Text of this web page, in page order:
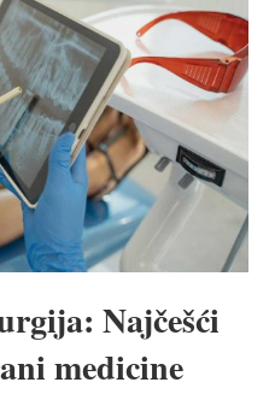
Najčešći
medicine